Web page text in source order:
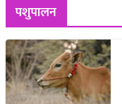
पशुपालन